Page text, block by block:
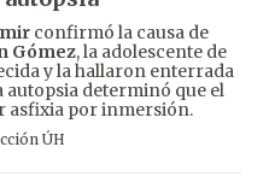
confirmó la causa de
Gómez, la adolescente de
y la hallaron enterrada
autopsia determinó que el
asfixia por inmersión.
ÚH